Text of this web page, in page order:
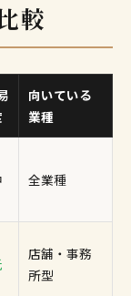
較
向いている
業種
全業種
店舗・事務
所型